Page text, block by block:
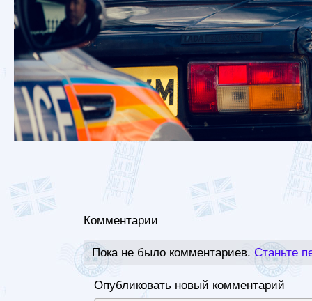
Комментарии
Пока не было комментариев. Станьте
Опубликовать новый комментарий